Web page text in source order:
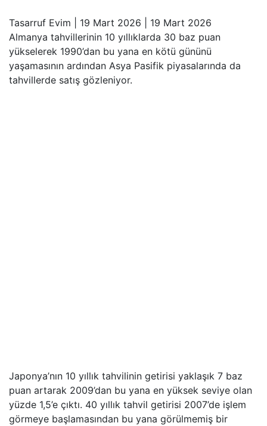
Tasarruf Evim 19 Mart 2026
19 Mart 2026
Almanya tahvillerinin 10 yıllıklarda 30 baz puan
yükselerek 1990’dan bu yana en kötü gününü
yaşamasının ardından Asya Pasifik piyasalarında da
tahvillerde satış gözleniyor.
Japonya’nın 10 yıllık tahvilinin getirisi yaklaşık 7 baz
puan artarak 2009’dan bu yana en yüksek seviye olan
yüzde 1,5’e çıktı. 40 yıllık tahvil getirisi 2007’de işlem
görmeye başlamasından bu yana görülmemiş bir